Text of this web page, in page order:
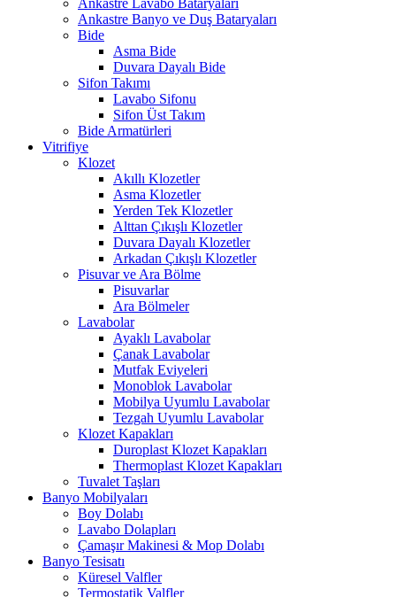
Ankastre Lavabo Bataryaları
Ankastre Banyo ve Duş Bataryaları
Bide
Asma Bide
Duvara Dayalı Bide
Sifon Takımı
Lavabo Sifonu
Sifon Üst Takım
Bide Armatürleri
Vitrifiye
Klozet
Akıllı Klozetler
Asma Klozetler
Yerden Tek Klozetler
Alttan Çıkışlı Klozetler
Duvara Dayalı Klozetler
Arkadan Çıkışlı Klozetler
Pisuvar ve Ara Bölme
Pisuvarlar
Ara Bölmeler
Lavabolar
Ayaklı Lavabolar
Çanak Lavabolar
Mutfak Eviyeleri
Monoblok Lavabolar
Mobilya Uyumlu Lavabolar
Tezgah Uyumlu Lavabolar
Klozet Kapakları
Duroplast Klozet Kapakları
Thermoplast Klozet Kapakları
Tuvalet Taşları
Banyo Mobilyaları
Boy Dolabı
Lavabo Dolapları
Çamaşır Makinesi & Mop Dolabı
Banyo Tesisatı
Küresel Valfler
Termostatik Valfler